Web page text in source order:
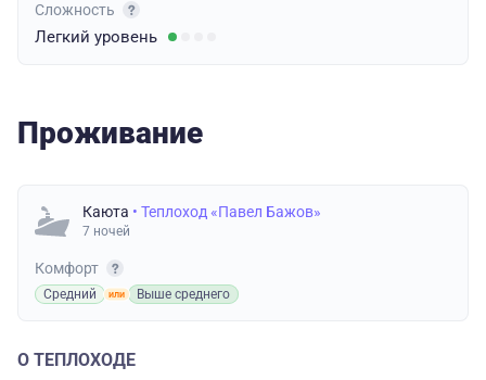
Сложность
Легкий уровень
Проживание
Каюта • Теплоход «Павел Бажов»
7 ночей
Комфорт
Средний Выше среднего
О ТЕПЛОХОДЕ